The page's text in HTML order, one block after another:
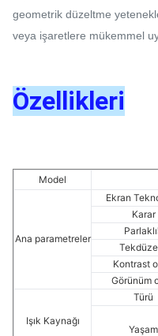
geometrik düzeltme
veya işaretlere mükemmel
Özellikleri
Model
Ana parametreler
Ekran
Karar
Kontrast
Görünüm
Işık Kaynağı
Türü
Yaşam